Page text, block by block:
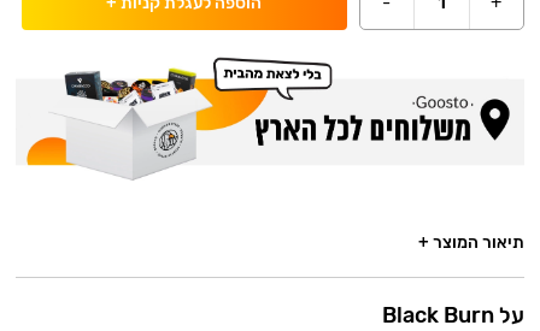
תיאור המוצר +
על Black Burn